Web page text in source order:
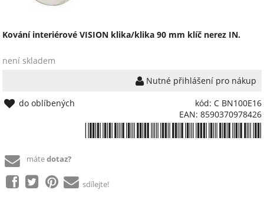
Kování interiérové VISION klika/klika 90 mm klíč nerez IN.
není skladem
Nutné přihlášení pro nákup
kód: C BN100E16
EAN: 8590370978426
do oblíbených
mátedotaz?
sdílejte!